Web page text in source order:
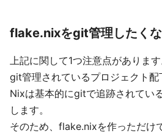
flake.nixをgit管理したく
上記に関して1つ注意点があります
git管理されているプロジェクト配
Nixは基本的にgitで追跡されてい
します。
そのため、flake.nixを作っただけ